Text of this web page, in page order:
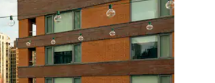
ಸ್ವೈಪ್ ಗೆಸ್ಚರ್‌ಗಳ ಮೂಲಕ ಅನ್ವೇಷಿಸಿ.